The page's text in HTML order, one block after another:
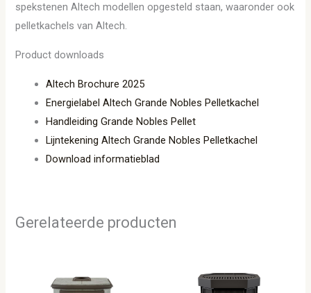
spekstenen Altech modellen opgesteld staan, waaronder ook
pelletkachels van Altech.
Product downloads
Altech Brochure 2025
Energielabel Altech Grande Nobles Pelletkachel
Handleiding Grande Nobles Pellet
Lijntekening Altech Grande Nobles Pelletkachel
Download informatieblad
Gerelateerde producten